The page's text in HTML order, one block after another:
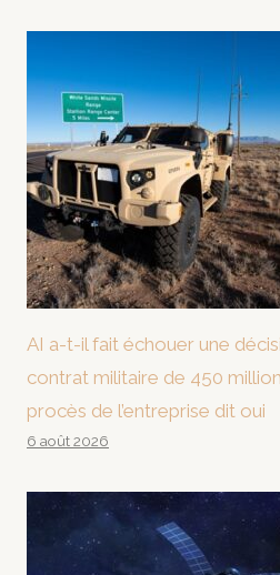
AI a-t-il fait échouer une
contrat militaire de 450
procès de l’entreprise dit oui
6 août 2026